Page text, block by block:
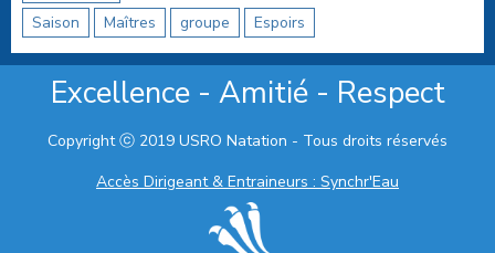
Saison Maîtres groupe Espoirs
Excellence - Amitié - Respect
Copyright ⓒ 2019 USRO Natation - Tous droits réservés
Accès Dirigeant & Entraineurs : Synchr'Eau